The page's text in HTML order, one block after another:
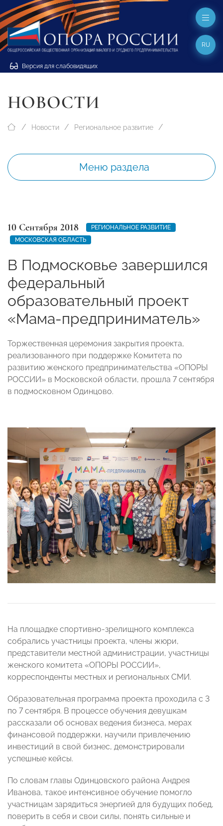
Версия для слабовидящих
RU
НОВОСТИ
Новости Региональное развитие
Меню раздела
10 Сентября 2018
РЕГИОНАЛЬНОЕ РАЗВИТИЕ
МОСКОВСКАЯ ОБЛАСТЬ
В Подмосковье завершился
федеральный
образовательный проект
«Мама-предприниматель»
Торжественная церемония закрытия проекта,
реализованного при поддержке Комитета по
развитию женского предпринимательства «ОПОРЫ
РОССИИ» в Московской области, прошла 7 сентября
в подмосковном Одинцово.
На площадке спортивно-зрелищного комплекса
собрались участницы проекта, члены жюри,
представители местной администрации, участницы
женского комитета «ОПОРЫ РОССИИ»,
корреспонденты местных и региональных СМИ.
Образовательная программа проекта проходила с 3
по 7 сентября. В процессе обучения девушкам
рассказали об основах ведения бизнеса, мерах
финансовой поддержки, научили привлечению
инвестиций в свой бизнес, демонстрировали
успешные кейсы.
По словам главы Одинцовского района Андрея
Иванова, такое интенсивное обучение помогло
участницам зарядиться энергией для будущих побед,
поверить в себя и свои силы, понять сильные и